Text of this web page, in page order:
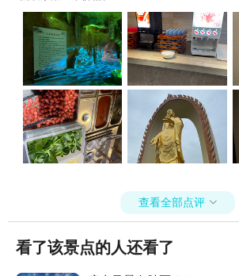
查看全部点评 
看了该景点的人还看了